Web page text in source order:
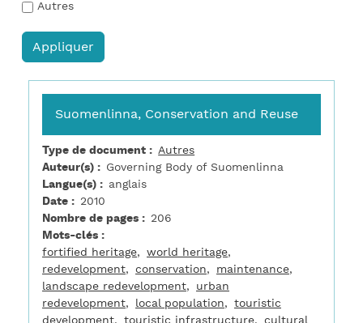
Autres
Suomenlinna, Conservation and Reuse
Type de document
Autres
Auteur(s)
Governing Body of Suomenlinna
Langue(s)
anglais
Date
2010
Nombre de pages
206
Mots-clés
fortified heritage
world heritage
redevelopment
conservation
maintenance
landscape redevelopment
urban
redevelopment
local population
touristic
development
touristic infrastructure
cultural